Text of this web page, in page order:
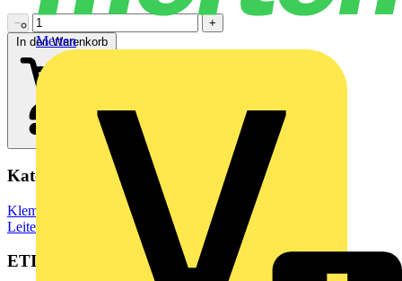
Merten
−
+
In den Warenkorb
Kategorien
Klemmen, Steckverbinder & Verbindungselemente
Leiterplattensteckverbinder
ETIM Group